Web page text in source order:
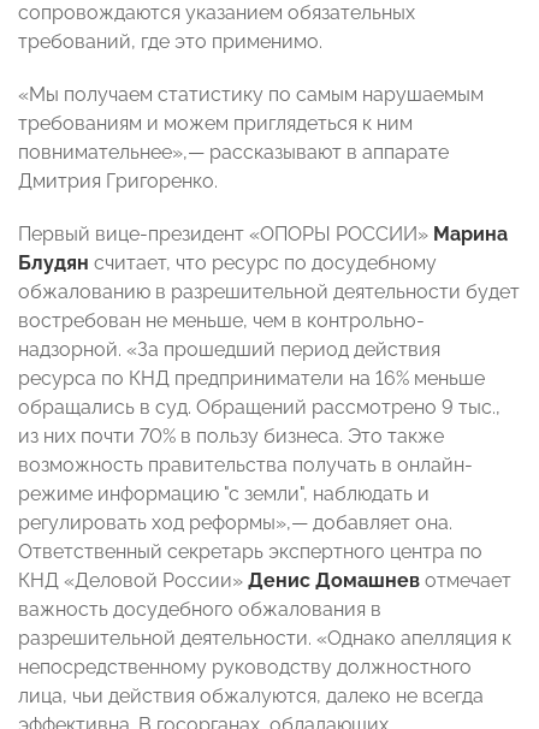
сопровождаются указанием обязательных
требований, где это применимо.
«Мы получаем статистику по самым нарушаемым
требованиям и можем приглядеться к ним
повнимательнее»,— рассказывают в аппарате
Дмитрия Григоренко.
Первый вице-президент «ОПОРЫ РОССИИ» Марина
Блудян считает, что ресурс по досудебному
обжалованию в разрешительной деятельности будет
востребован не меньше, чем в контрольно-
надзорной. «За прошедший период действия
ресурса по КНД предприниматели на 16% меньше
обращались в суд. Обращений рассмотрено 9 тыс.,
из них почти 70% в пользу бизнеса. Это также
возможность правительства получать в онлайн-
режиме информацию "с земли", наблюдать и
регулировать ход реформы»,— добавляет она.
Ответственный секретарь экспертного центра по
КНД «Деловой России» Денис Домашнев отмечает
важность досудебного обжалования в
разрешительной деятельности. «Однако апелляция к
непосредственному руководству должностного
лица, чьи действия обжалуются, далеко не всегда